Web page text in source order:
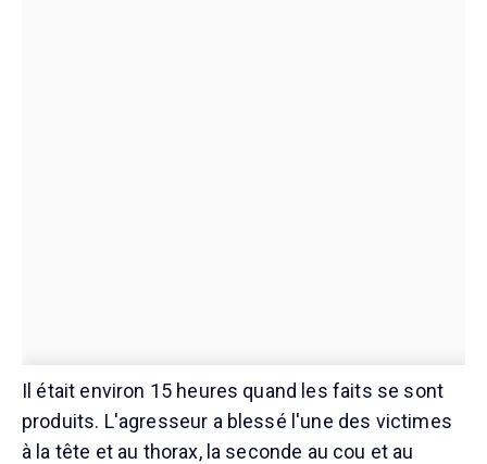
Il était environ 15 heures quand les faits se sont
produits. L'agresseur a blessé l'une des victimes
à la tête et au thorax, la seconde au cou et au